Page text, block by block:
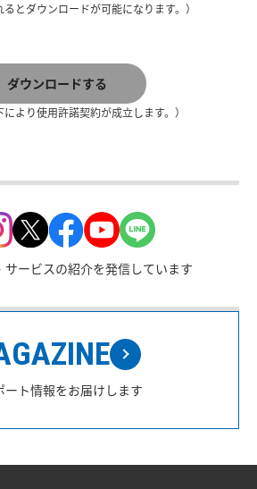
るとダウンロードが可能になります。）
ダウンロードする
により使用許諾契約が成立します。）
ービスの紹介を発信しています
ト情報をお届けします